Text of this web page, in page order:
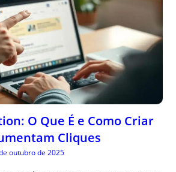
O Que É e Como Criar
Cliques
outubro de 2025